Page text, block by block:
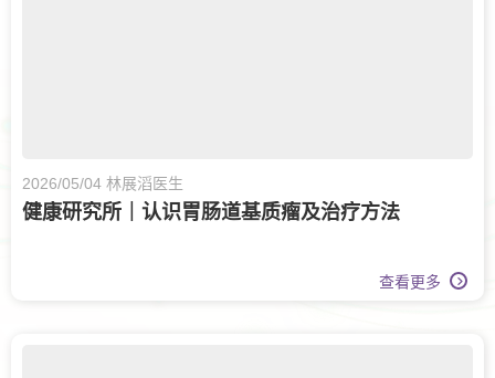
2026/05/04 林展滔医生
健康研究所｜认识胃肠道基质瘤及治疗方法
查看更多